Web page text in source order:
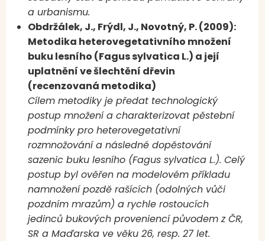
a urbanismu.
Obdržálek, J., Frýdl, J., Novotný, P. (2009):
Metodika heterovegetativního množení
buku lesního (Fagus sylvatica L.) a její
uplatnění ve šlechtění dřevin
(recenzovaná metodika)
Cílem metodiky je předat technologický
postup množení a charakterizovat pěstební
podmínky pro heterovegetativní
rozmnožování a následné dopěstování
sazenic buku lesního (Fagus sylvatica L.). Celý
postup byl ověřen na modelovém příkladu
namnožení pozdě rašících (odolných vůči
pozdním mrazům) a rychle rostoucích
jedinců bukových proveniencí původem z ČR,
SR a Maďarska ve věku 26, resp. 27 let.